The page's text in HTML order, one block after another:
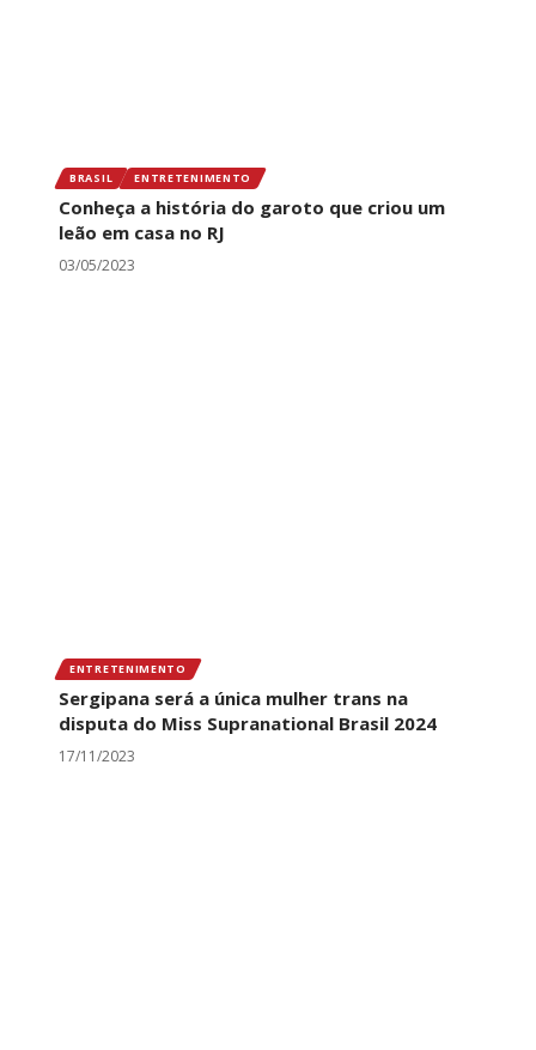
BRASIL ENTRETENIMENTO
Conheça a história do garoto que criou um
leão em casa no RJ
03/05/2023
ENTRETENIMENTO
Sergipana será a única mulher trans na
disputa do Miss Supranational Brasil 2024
17/11/2023